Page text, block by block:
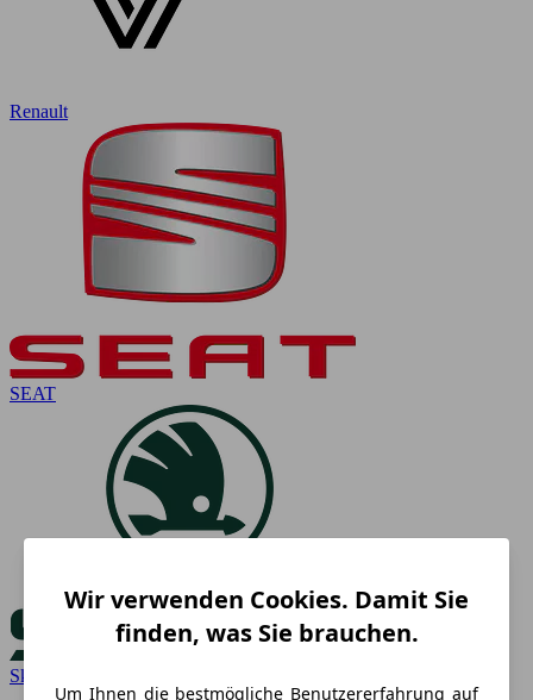
Renault
SEAT
Skoda
Wir verwenden Cookies. Damit Sie
finden, was Sie brauchen.
Um Ihnen die bestmögliche Benutzererfahrung auf